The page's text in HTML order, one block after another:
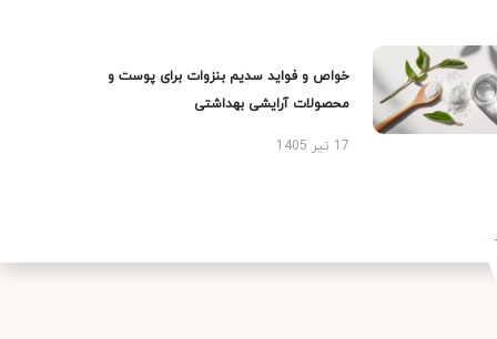
خواص و فواید سدیم بنزوات برای پوست و
محصولات آرایشی بهداشتی
17 تیر 1405